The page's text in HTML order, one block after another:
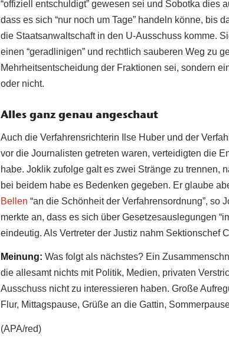
“offiziell entschuldigt” gewesen sei und Sobotka dies
dass es sich “nur noch um Tage” handeln könne, bis
die Staatsanwaltschaft in den U-Ausschuss komme.
einen “geradlinigen” und rechtlich sauberen Weg zu
Mehrheitsentscheidung der Fraktionen sei, sondern
oder nicht.
Alles ganz genau angeschaut
Auch die Verfahrensrichterin Ilse Huber und der
vor die Journalisten getreten waren, verteidigten die
habe. Joklik zufolge galt es zwei Stränge zu trennen,
bei beidem habe es Bedenken gegeben. Er glaube
Bellen “an die Schönheit der Verfahrensordnung”, so
merkte an, dass es sich über Gesetzesauslegungen
eindeutig. Als Vertreter der Justiz nahm Sektionschef
Meinung: Was folgt als nächstes? Ein
die allesamt nichts mit Politik, Medien, privaten
Ausschuss nicht zu interessieren haben. Große
Flur, Mittagspause, Grüße an die Gattin,
(APA/red)